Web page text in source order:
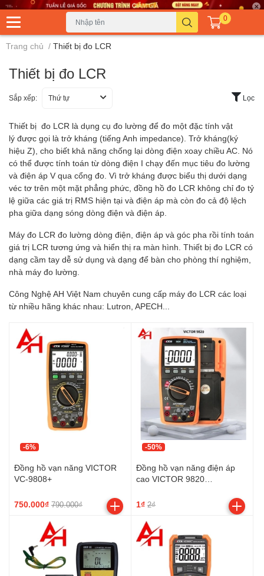
0
Trang chủ / Thiết bị đo LCR
Thiết bị đo LCR
Sắp xếp: Thứ tự Lọc
Thiết bị đo LCR là dụng cụ đo lường để đo một đặc tính vật
lý được gọi là trở kháng (tiếng Anh impedance). Trở kháng(ký
hiệu Z), cho biết khả năng chống lại dòng điện xoay chiều AC. Nó
có thể được tính toán từ dòng điện I chạy đến mục tiêu đo lường
và điện áp V qua cổng đo. Vì trở kháng được biểu thị dưới dạng
véc tơ trên một mặt phẳng phức, đồng hồ đo LCR không chỉ đo tỷ
lệ giữa các giá trị RMS hiện tại và điện áp mà còn đo cả độ lệch
pha giữa dạng sóng dòng điện và điện áp.
Máy đo LCR đo lường dòng điện, điện áp và góc pha rồi tính toán
giá trị LCR tương ứng và hiển thị ra màn hình. Thiết bị đo LCR có
dạng cầm tay dễ sử dụng và dạng để bàn cho phòng thí nghiệm,
nhà máy đo lường.
Công Nghệ AH Việt Nam chuyên cung cấp máy đo LCR các loại
từ nhiều hãng khác nhau: Lutron, APECH...
-6%
Đồng hồ vạn năng VICTOR
VC-9808+
750.000₫ 790.000₫
-50%
Đồng hồ vạn năng điện áp
cao VICTOR 9820
1₫ 2₫